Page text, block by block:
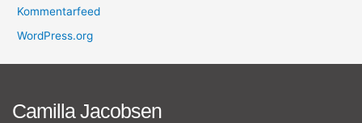
Kommentarfeed
WordPress.org
Camilla Jacobsen